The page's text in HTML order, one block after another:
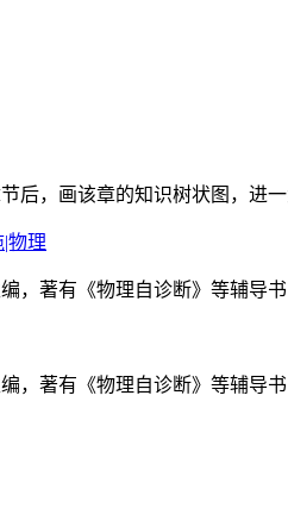
后，画该章的知识树状图，进
物理
，著有《物理自诊断》等辅导
，著有《物理自诊断》等辅导